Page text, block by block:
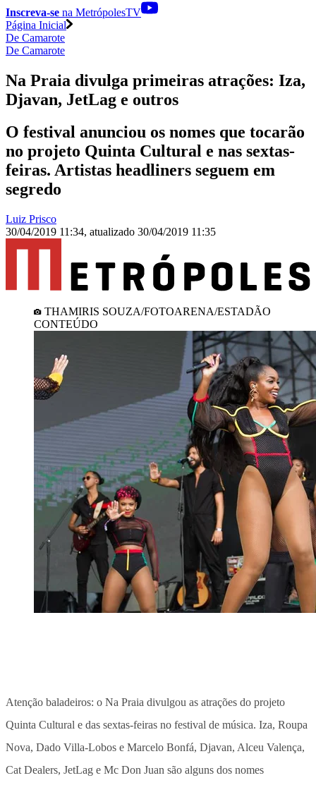
Inscreva-se na MetrópolesTV
Página Inicial
De Camarote
De Camarote
Na Praia divulga primeiras atrações: Iza,
Djavan, JetLag e outros
O festival anunciou os nomes que tocarão
no projeto Quinta Cultural e nas sextas-
feiras. Artistas headliners seguem em
segredo
Luiz Prisco
30/04/2019 11:34, atualizado 30/04/2019 11:35
THAMIRIS SOUZA/FOTOARENA/ESTADÃO
CONTEÚDO
Atenção baladeiros: o Na Praia divulgou as atrações do projeto
Quinta Cultural e das sextas-feiras no festival de música. Iza, Roupa
Nova, Dado Villa-Lobos e Marcelo Bonfá, Djavan, Alceu Valença,
Cat Dealers, JetLag e Mc Don Juan são alguns dos nomes